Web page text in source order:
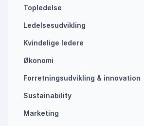
Topledelse
Ledelsesudvikling
Kvindelige ledere
Økonomi
Forretningsudvikling ​& innovation​
Sustainability
Marketing
– Events